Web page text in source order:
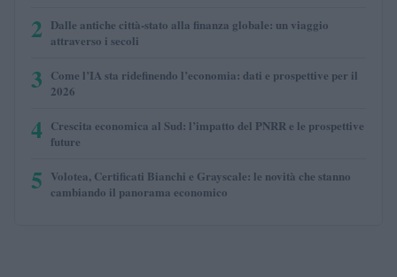
2 Dalle antiche città-stato alla finanza globale: un viaggio
attraverso i secoli
3 Come l’IA sta ridefinendo l’economia: dati e prospettive per il
2026
4 Crescita economica al Sud: l’impatto del PNRR e le prospettive
future
5 Volotea, Certificati Bianchi e Grayscale: le novità che stanno
cambiando il panorama economico